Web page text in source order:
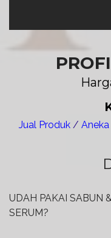
Jual Produk /
UDAH PAKAI SABUN
SERUM?